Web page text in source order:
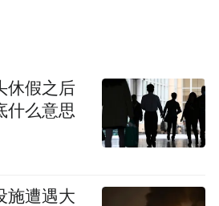
要求的普通高等学校全日
专科、本科学生和普通高
专升本本科生、研究生可
入学的“3+4”本科生、“三
休假之后
什么意思
施遭遇大